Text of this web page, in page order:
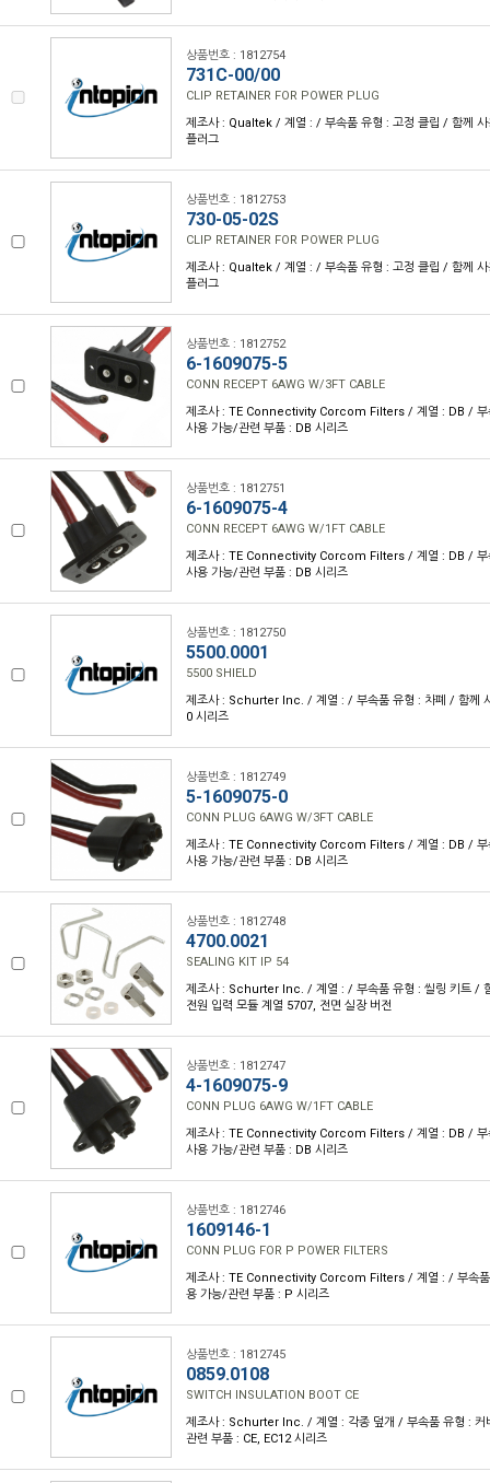
상품번호 : 1812754
731C-00/00
CLIP RETAINER FOR POWER PLUG
제조사 : Qualtek / 계열 : / 부속품 유형 : 고정 클립 / 함께
플러그
상품번호 : 1812753
730-05-02S
CLIP RETAINER FOR POWER PLUG
제조사 : Qualtek / 계열 : / 부속품 유형 : 고정 클립 / 함께
플러그
상품번호 : 1812752
6-1609075-5
CONN RECEPT 6AWG W/3FT CABLE
제조사 : TE Connectivity Corcom Filters / 계열 : DB / 부
사용 가능/관련 부품 : DB 시리즈
상품번호 : 1812751
6-1609075-4
CONN RECEPT 6AWG W/1FT CABLE
제조사 : TE Connectivity Corcom Filters / 계열 : DB / 부
사용 가능/관련 부품 : DB 시리즈
상품번호 : 1812750
5500.0001
5500 SHIELD
제조사 : Schurter Inc. / 계열 : / 부속품 유형 : 차폐 / 함께
0 시리즈
상품번호 : 1812749
5-1609075-0
CONN PLUG 6AWG W/3FT CABLE
제조사 : TE Connectivity Corcom Filters / 계열 : DB / 부
사용 가능/관련 부품 : DB 시리즈
상품번호 : 1812748
4700.0021
SEALING KIT IP 54
제조사 : Schurter Inc. / 계열 : / 부속품 유형 : 씰링 키트 /
전원 입력 모듈 계열 5707, 전면 실장 버전
상품번호 : 1812747
4-1609075-9
CONN PLUG 6AWG W/1FT CABLE
제조사 : TE Connectivity Corcom Filters / 계열 : DB / 부
사용 가능/관련 부품 : DB 시리즈
상품번호 : 1812746
1609146-1
CONN PLUG FOR P POWER FILTERS
제조사 : TE Connectivity Corcom Filters / 계열 : / 부속품
용 가능/관련 부품 : P 시리즈
상품번호 : 1812745
0859.0108
SWITCH INSULATION BOOT CE
제조사 : Schurter Inc. / 계열 : 각종 덮개 / 부속품 유형 : 커
관련 부품 : CE, EC12 시리즈